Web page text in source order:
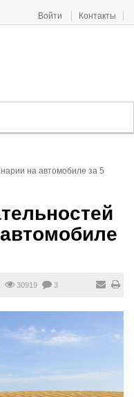
Войти Контакты
на автомобиле за 5
30919 3